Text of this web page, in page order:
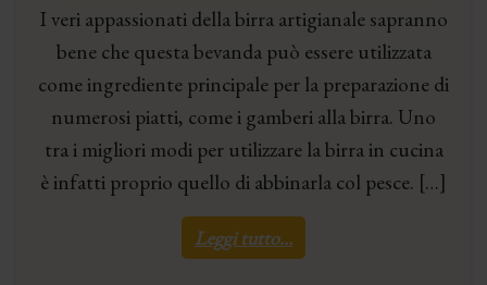
I veri appassionati della birra artigianale sapranno
bene che questa bevanda può essere utilizzata
come ingrediente principale per la preparazione di
numerosi piatti, come i gamberi alla birra. Uno
tra i migliori modi per utilizzare la birra in cucina
è infatti proprio quello di abbinarla col pesce. […]
Leggi tutto…